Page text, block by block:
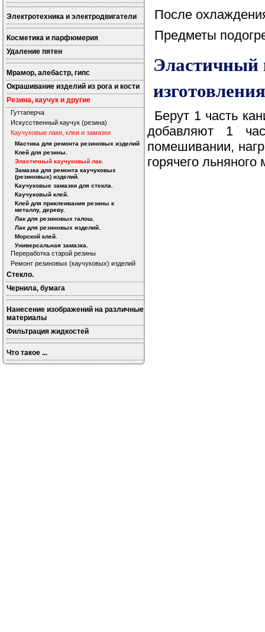
Электротехника и электродвигатели
Косметика и парфюмерия
Удаление пятен
Мрамор, алебастр, гипс
Окрашивание изделий из рога и кости
Резина, каучук и другие
Гуттаперча
Искусственный каучук (резина)
Каучуковые лаки, клеи и замазки
Мастика для ремонта резиновых изделий
Клей для резины.
Эластичный каучуковый лак.
Замазка для ремонта каучуковых
(резиновых) изделий.
Каучуковые замазки для стекла.
Каучуковый клей.
Клей для приклеивания резины к
металлу, дереву.
Лак для резиновых галош.
Лак для резиновых изделий.
Морской клей.
Универсальная замазка.
Переработка старой резины
Ремонт резиновых (каучуковых) изделий
Стекло.
Чернила, бумага
Нанесение изображений на различные
материалы
Фильтрация жидкостей
Что такое ...
После
Предметы
Эластичный
изготовления
Берут 1 часть
добавляют 1
помешивании,
горячего льняного